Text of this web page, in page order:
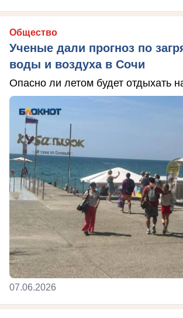
Общество
Ученые дали прогноз по
воды и воздуха в Сочи
Опасно ли летом будет отдыхать
07.06.2026